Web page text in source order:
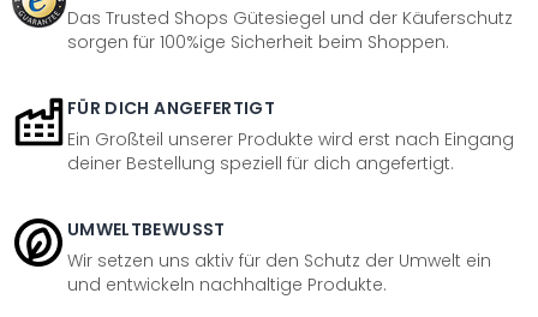
Das Trusted Shops Gütesiegel und der Käuferschutz
sorgen für 100%ige Sicherheit beim Shoppen.
FÜR DICH ANGEFERTIGT
Ein Großteil unserer Produkte wird erst nach Eingang
deiner Bestellung speziell für dich angefertigt.
UMWELTBEWUSST
Wir setzen uns aktiv für den Schutz der Umwelt ein
und entwickeln nachhaltige Produkte.